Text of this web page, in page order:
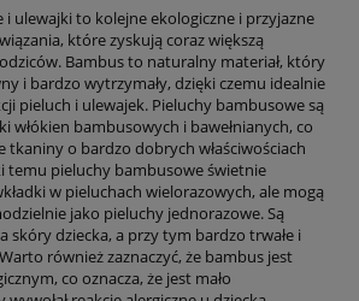
i ulewajki to kolejne ekologiczne i przyjazne
które zyskują coraz większą
Bambus to naturalny materiał, który
i bardzo wytrzymały, dzięki czemu idealnie
pieluch i ulewajek. Pieluchy bambusowe są
włókien bambusowych i bawełnianych, co
tkaniny o bardzo dobrych właściwościach
temu pieluchy bambusowe świetnie
w pieluchach wielorazowych, ale mogą
jako pieluchy jednorazowe. Są
skóry dziecka, a przy tym bardzo trwałe i
również zaznaczyć, że bambus jest
co oznacza, że jest mało